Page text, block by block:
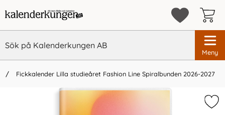
Meny
Fickkalender Lilla studieåret Fashion Line Spiralbunden 2026-2027
Vi rekommenderar